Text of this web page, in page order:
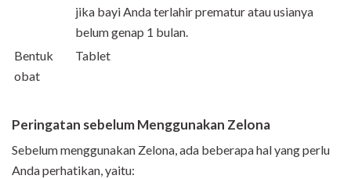
jika bayi Anda terlahir prematur atau usianya
belum genap 1 bulan.
Bentuk
obat
Tablet
Peringatan sebelumMenggunakan Zelona
Sebelum menggunakan Zelona, ada beberapa hal yang perlu
Anda perhatikan, yaitu: